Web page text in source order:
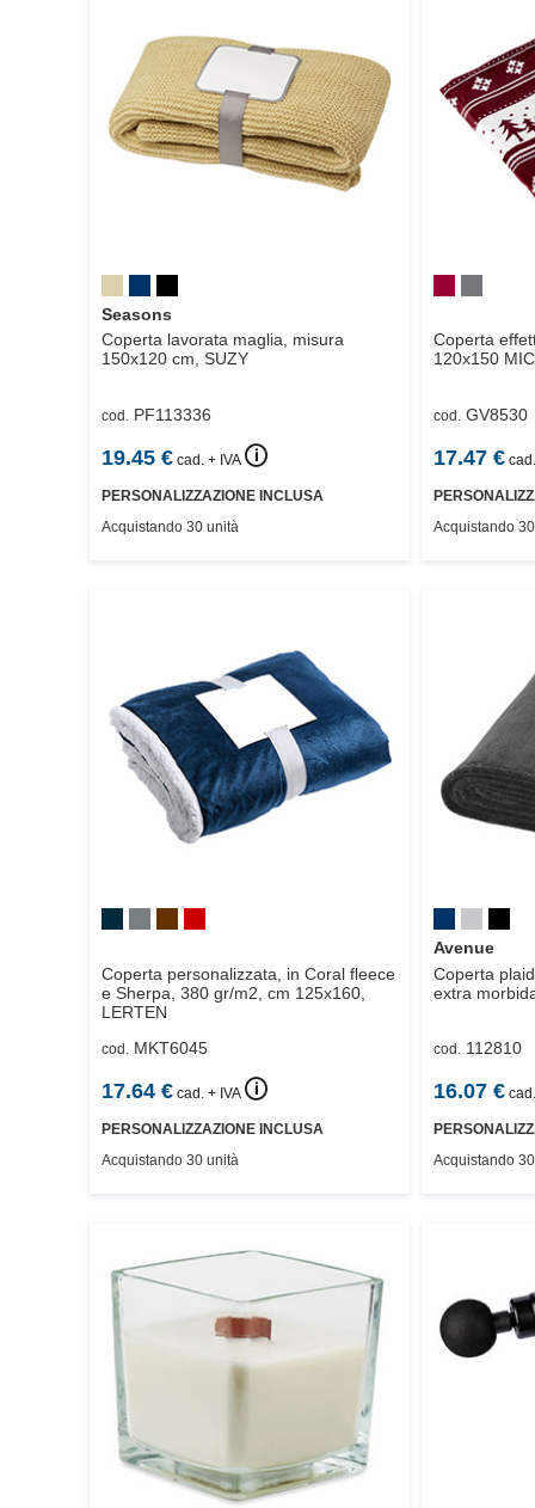
Seasons
Coperta lavorata maglia, misura
150x120 cm, SUZY
cod. PF113336
19.45 € cad. + IVA 🛈
PERSONALIZZAZIONE INCLUSA
Acquistando 30 unità
Coperta
120x150
cod. GV8530
17.47€
Acquistando
Coperta personalizzata, in Coral fleece
e Sherpa, 380 gr/m2, cm 125x160,
LERTEN
cod. MKT6045
17.64 € cad. + IVA 🛈
PERSONALIZZAZIONE INCLUSA
Acquistando 30 unità
Avenue
Coperta
extra
cod. 112810
16.07€
Acquistando